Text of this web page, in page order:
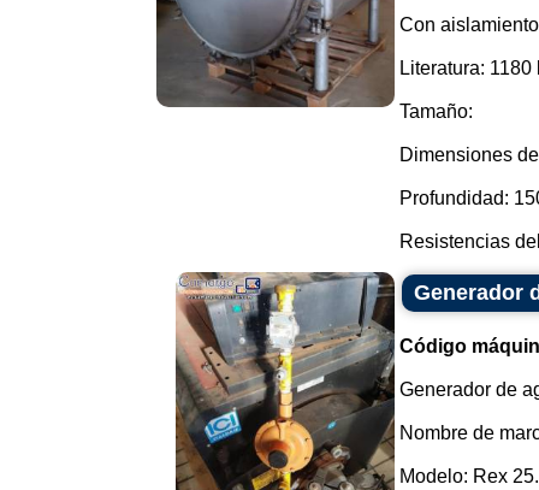
Con
Literatura: 1180
Tamaño:
Dimensiones
Profundidad:
Resistencias
Generador
Código
Generador de
Nombre de
Modelo: Rex 25.